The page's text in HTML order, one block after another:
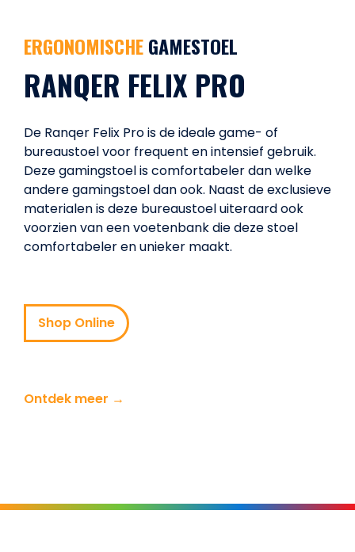
ERGONOMISCHEGAMESTOEL
RANQER FELIX PRO
De Ranqer Felix Pro is de ideale game- of
bureaustoel voor frequent en intensief gebruik.
Deze gamingstoel is comfortabeler dan welke
andere gamingstoel dan ook. Naast de exclusieve
materialen is deze bureaustoel uiteraard ook
voorzien van een voetenbank die deze stoel
comfortabeler en unieker maakt.
Shop Online
Ontdek meer →